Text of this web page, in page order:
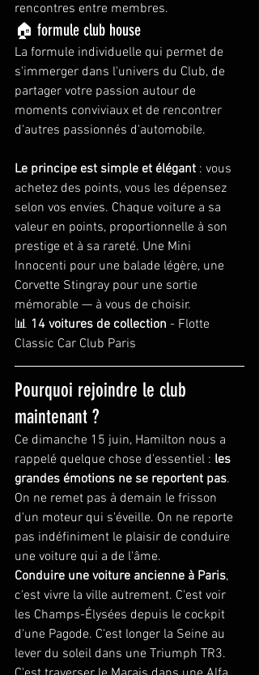
rencontres entre membres.
🏠 formule club house
La formule individuelle qui permet de
s'immerger dans l'univers du Club, de
partager votre passion autour de
moments conviviaux et de rencontrer
d'autres passionnés d'automobile.
Le principe est simple et élégant : vous
achetez des points, vous les dépensez
selon vos envies. Chaque voiture a sa
valeur en points, proportionnelle à son
prestige et à sa rareté. Une Mini
Innocenti pour une balade légère, une
Corvette Stingray pour une sortie
mémorable — à vous de choisir.
📊 14 voitures de collection - Flotte
Classic Car Club Paris
Pourquoi rejoindre le club
maintenant ?
Ce dimanche 15 juin, Hamilton nous a
rappelé quelque chose d'essentiel : les
grandes émotions ne se reportent pas.
On ne remet pas à demain le frisson
d'un moteur qui s'éveille. On ne reporte
pas indéfiniment le plaisir de conduire
une voiture qui a de l'âme.
Conduire une voiture ancienne à Paris,
c'est vivre la ville autrement. C'est voir
les Champs-Élysées depuis le cockpit
d'une Pagode. C'est longer la Seine au
lever du soleil dans une Triumph TR3.